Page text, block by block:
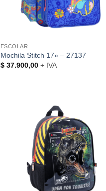
ESCOLAR
Mochila Stitch 17» – 27137
$37.900,00+ IVA